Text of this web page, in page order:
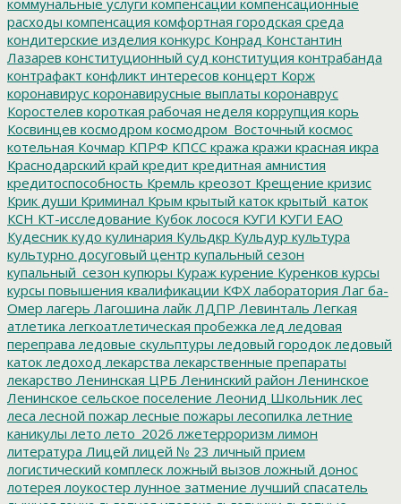
расходы компенсация комфортная городская среда
кондитерские изделия конкурс Конрад Константин
Лазарев конституционный суд конституция контрабанда
контрафакт конфликт интересов концерт Корж
коронавирус коронавирусные выплаты коронаврус
Коростелев короткая рабочая неделя коррупция корь
Косвинцев космодром космодром_Восточный космос
котельная Кочмар КПРФ КПСС кража кражи красная икра
Краснодарский край кредит кредитная амнистия
кредитоспособность Кремль креозот Крещение кризис
Крик души Криминал Крым крытый каток крытый_каток
КСН КТ-исследование Кубок лосося КУГИ КУГИ ЕАО
Кудесник кудо кулинария Кульдкр Кульдур культура
культурно досуговый центр купальный сезон
купальный_сезон купюры Кураж курение Куренков курсы
курсы повышения квалификации КФХ лаборатория Лаг ба-
Омер лагерь Лагошина лайк ЛДПР Левинталь Легкая
атлетика легкоатлетическая пробежка лед ледовая
переправа ледовые скульптуры ледовый городок ледовый
каток ледоход лекарства лекарственные препараты
лекарство Ленинская ЦРБ Ленинский район Ленинское
Ленинское сельское поселение Леонид Школьник лес
леса лесной пожар лесные пожары лесопилка летние
каникулы лето лето_2026 лжетерроризм лимон
литература Лицей лицей № 23 личный прием
логистический комплеск ложный вызов ложный донос
лотерея лоукостер лунное затмение лучший спасатель